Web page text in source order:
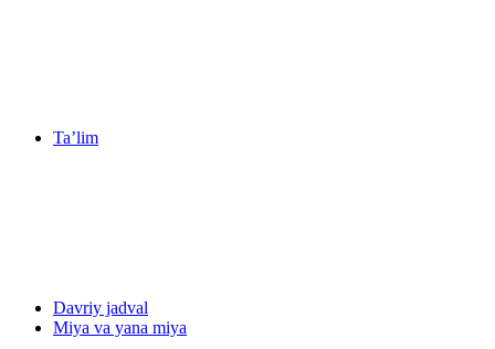
Ta’lim
Davriy jadval
Miya va yana miya